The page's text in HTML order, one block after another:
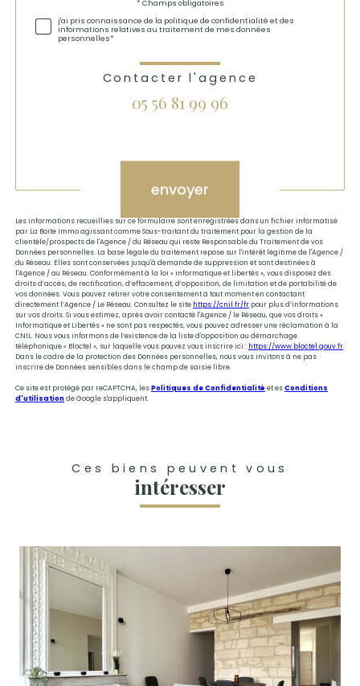
* Champs obligatoires
j'ai pris connaissance de la politique de confidentialité et des
informations relatives au traitement de mes données
personnelles*
Contacter l'agence
05 56 81 99 96
envoyer
Les informations recueillies sur ce formulaire sont enregistrées dans un fichier informatisé
par La Boite Immo agissant comme Sous-traitant du traitement pour la gestion de la
clientèle/prospects de l'Agence / du Réseau qui reste Responsable du Traitement de vos
Données personnelles. La base légale du traitement repose sur l'intérêt légitime de l'Agence /
du Réseau. Elles sont conservées jusqu'à demande de suppression et sont destinées à
l'Agence / au Réseau. Conformément à la loi « informatique et libertés », vous disposez des
droits d’accès, de rectification, d’effacement, d’opposition, de limitation et de portabilité de
vos données. Vous pouvez retirer votre consentement à tout moment en contactant
directement l’Agence / Le Réseau. Consultez le site https://cnil.fr/fr pour plus d’informations
sur vos droits. Si vous estimez, après avoir contacté l'Agence / le Réseau, que vos droits «
Informatique et Libertés » ne sont pas respectés, vous pouvez adresser une réclamation à la
CNIL. Nous vous informons de l’existence de la liste d'opposition au démarchage
téléphonique « Bloctel », sur laquelle vous pouvez vous inscrire ici : https://www.bloctel.gouv.fr.
Dans le cadre de la protection des Données personnelles, nous vous invitons à ne pas
inscrire de Données sensibles dans le champ de saisie libre.
Ce site est protégé par reCAPTCHA, lesPolitiques de Confidentialitéet esConditions
d'utilisationde Google s'appliquent.
Ces biens peuvent vous
intéresser
voir le bien